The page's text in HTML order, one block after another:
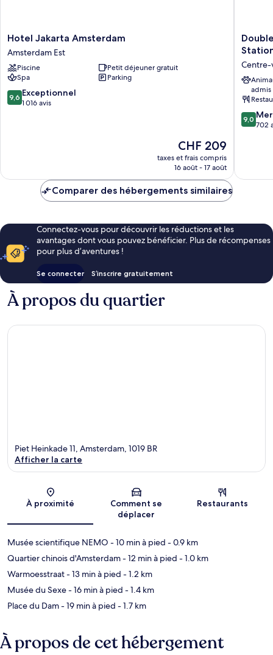
Hotel
Jakarta
Amsterdam
Amsterdam
Est
Hotel Jakarta Amsterdam
Amsterdam Est
Piscine
Petit déjeuner gratuit
Spa
Parking
9.6
sur
9,6 Exceptionnel
1 016 avis
Le
nouveau
prix
de
CHF 209
taxes et frais compris
16 août - 17 août
by
Centraal
Station
Centre-
ville
Centre-
admis
9.0
sur
9,0
702
Comparer des hébergements similaires
Connectez-vous pour découvrir les réductions et les
avantages dont vous pouvez bénéficier. Plus de récompenses
pour plus d’aventures !
Se connecter S’inscrire gratuitement
À propos du quartier
Carte
Piet Heinkade 11, Amsterdam, 1019 BR
Afficher la carte
À proximité
Comment se
déplacer
Restaurants
Musée scientifique NEMO - 10 min à pied - 0.9 km
Quartier chinois d'Amsterdam- 12 min à pied - 1.0 km
Warmoesstraat- 13 min à pied - 1.2 km
Musée du Sexe- 16 min à pied - 1.4 km
Place du Dam- 19 min à pied - 1.7 km
À propos de cet hébergement